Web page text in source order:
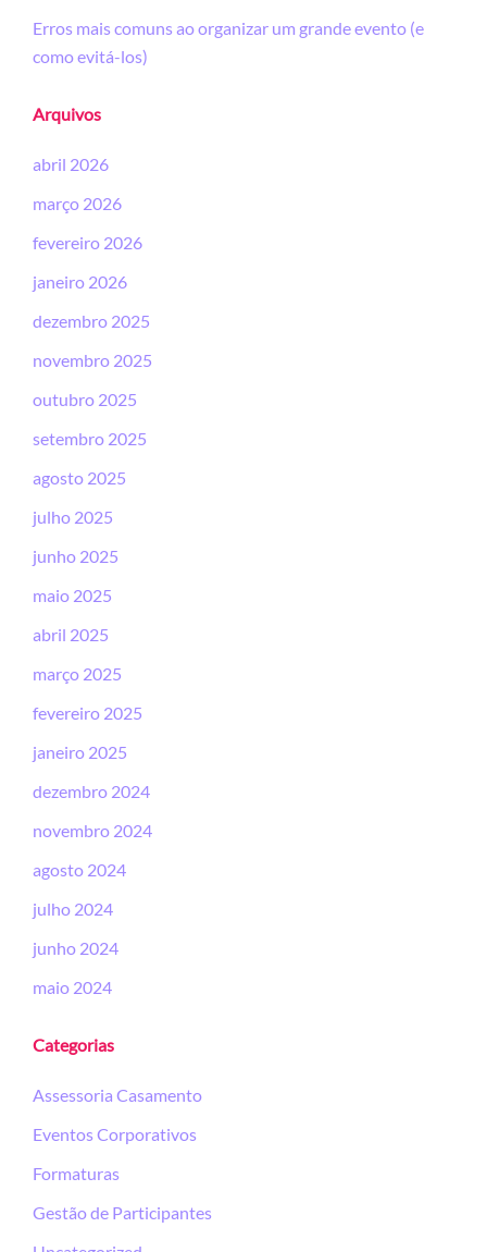
Erros mais comuns ao organizar um grande evento (e
como evitá-los)
Arquivos
abril 2026
março 2026
fevereiro 2026
janeiro 2026
dezembro 2025
novembro 2025
outubro 2025
setembro 2025
agosto 2025
julho 2025
junho 2025
maio 2025
abril 2025
março 2025
fevereiro 2025
janeiro 2025
dezembro 2024
novembro 2024
agosto 2024
julho 2024
junho 2024
maio 2024
Categorias
Assessoria Casamento
Eventos Corporativos
Formaturas
Gestão de Participantes